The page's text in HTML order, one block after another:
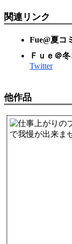
関連リンク
Fue@夏コ
Ｆｕｅ＠
Twitter
他作品